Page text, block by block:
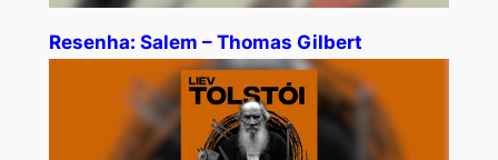
Resenha: Salem – Thomas Gilbert